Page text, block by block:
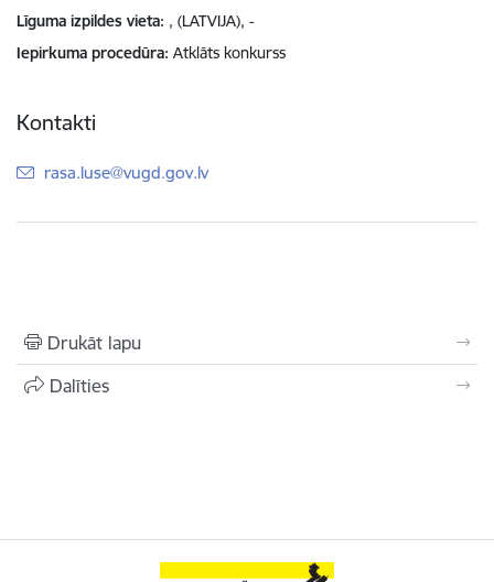
Līguma izpildes vieta , (LATVIJA), -
Iepirkuma procedūra Atklāts konkurss
Kontakti
E-pasts:
rasa.luse@vugd.gov.lv
Drukāt lapu
Dalīties